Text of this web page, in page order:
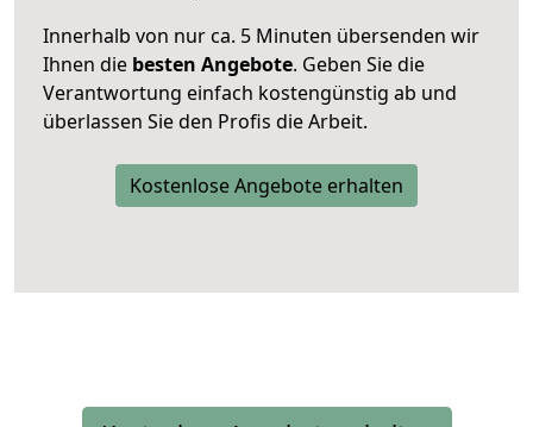
Innerhalb von nur ca. 5 Minuten übersenden wir
Ihnen die besten Angebote. Geben Sie die
Verantwortung einfach kostengünstig ab und
überlassen Sie den Profis die Arbeit.
Kostenlose Angebote erhalten